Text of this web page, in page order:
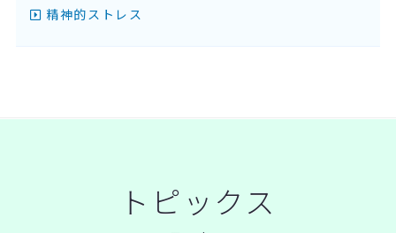
精神的ストレス
トピックス